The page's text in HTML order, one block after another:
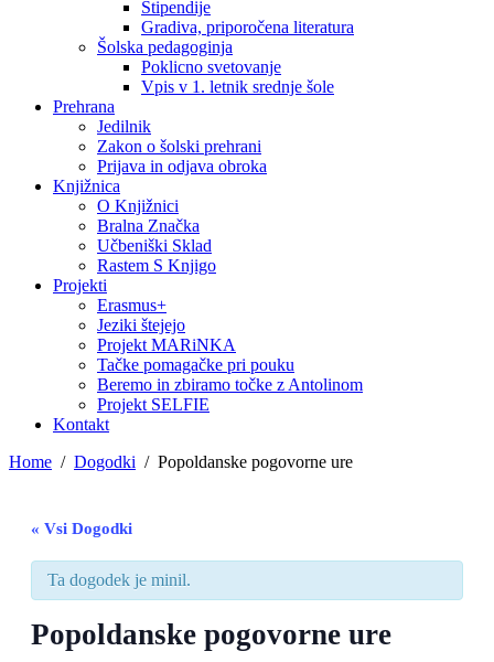
Štipendije
Gradiva, priporočena literatura
Šolska pedagoginja
Poklicno svetovanje
Vpis v 1. letnik srednje šole
Prehrana
Jedilnik
Zakon o šolski prehrani
Prijava in odjava obroka
Knjižnica
O Knjižnici
Bralna Značka
Učbeniški Sklad
Rastem S Knjigo
Projekti
Erasmus+
Jeziki štejejo
Projekt MARiNKA
Tačke pomagačke pri pouku
Beremo in zbiramo točke z Antolinom
Projekt SELFIE
Kontakt
Home
Dogodki Popoldanske pogovorne ure
« Vsi Dogodki
Ta dogodek je minil.
Popoldanske pogovorne ure